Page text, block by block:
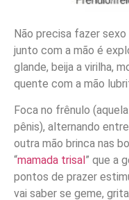
Não precisa fazer
junto com a mão é
glande, beija a virilha,
quente com a mão
Foca no frênulo
pênis), alternando
outra mão brinca nas
“mamada trisal” que a
pontos de prazer
vai saber se geme,